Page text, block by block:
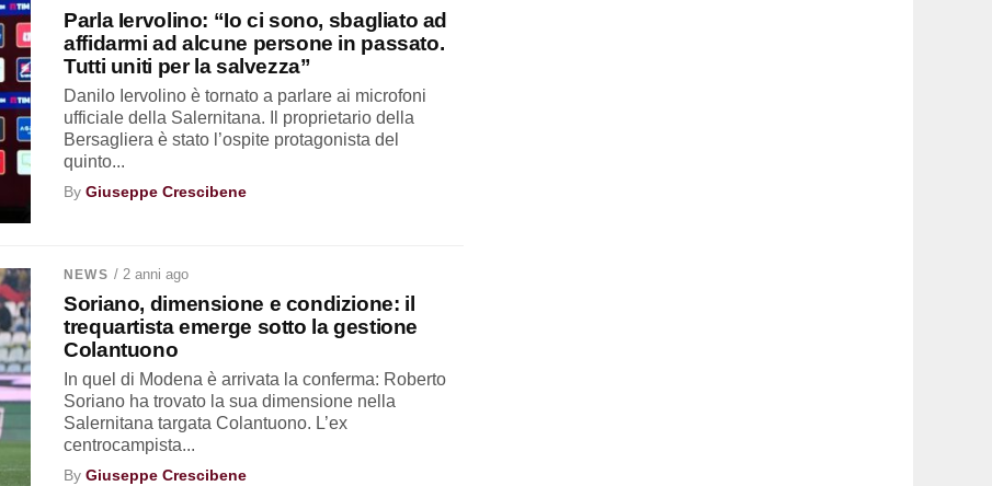
Parla Iervolino: “Io ci sono, sbagliato ad
affidarmi ad alcune persone in passato.
Tutti uniti per la salvezza”
Danilo Iervolino è tornato a parlare ai microfoni
ufficiale della Salernitana. Il proprietario della
Bersagliera è stato l’ospite protagonista del
quinto...
ByGiuseppe Crescibene
NEWS / 2 anni ago
Soriano, dimensione e condizione: il
trequartista emerge sotto la gestione
Colantuono
In quel di Modena è arrivata la conferma: Roberto
Soriano ha trovato la sua dimensione nella
Salernitana targata Colantuono. L’ex
centrocampista...
ByGiuseppe Crescibene